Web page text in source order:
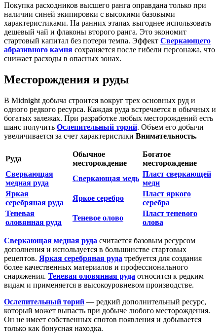
Покупка расходников высшего ранга оправдана только при
наличии синей экипировки с высокими базовыми
характеристиками. На ранних этапах выгоднее использовать
дешевый чай и флаконы второго ранга. Это экономит
стартовый капитал без потери темпа. Эффект Сверкающего
абразивного камня сохраняется после гибели персонажа, что
снижает расходы в опасных зонах.
Месторождения и руды
В Midnight добыча строится вокруг трех основных руд и
одного редкого ресурса. Каждая руда встречается в обычных и
богатых залежах. При разработке любых месторождений есть
шанс получить Ослепительный торий. Объем его добычи
увеличивается за счет характеристики Внимательность.
Руда
Обычное
месторождение
Богатое
месторождение
Сверкающая
медная руда
Сверкающая медь
Пласт сверкающей
меди
Яркая
серебряная руда
Яркое серебро
Пласт яркого
серебра
Теневая
оловянная руда
Теневое олово
Пласт теневого
олова
Сверкающая медная руда считается базовым ресурсом
дополнения и используется в большинстве стартовых
рецептов. Яркая серебряная руда требуется для создания
более качественных материалов и профессионального
снаряжения. Теневая оловянная руда относится к редким
видам и применяется в высокоуровневом производстве.
Ослепительный торий — редкий дополнительный ресурс,
который может выпасть при добыче любого месторождения.
Он не имеет собственных спотов появления и добывается
только как бонусная находка.